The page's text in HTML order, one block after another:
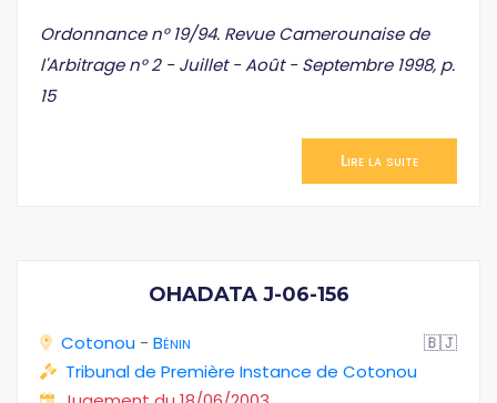
Ordonnance n° 19/94. Revue Camerounaise de
l'Arbitrage n° 2 - Juillet - Août - Septembre 1998, p.
15
Lire la suite
OHADATA J-06-156
Cotonou - Bénin
🇧🇯
Tribunal de Première Instance de Cotonou